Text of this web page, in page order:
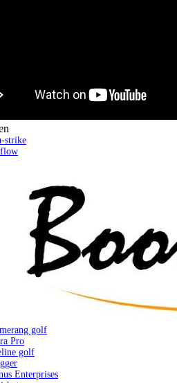
strike
golf
Pro
golf
Enterprises